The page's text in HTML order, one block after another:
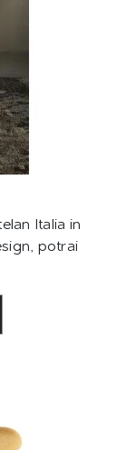
Italia in
potrai